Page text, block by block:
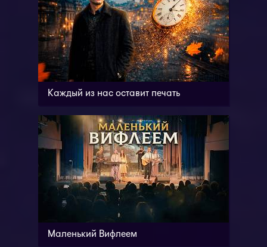
Каждый из нас оставит печать
Маленький Вифлеем